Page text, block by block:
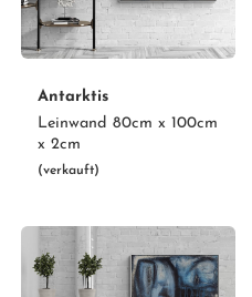
Antarktis
Leinwand 80cm x 100cm
x 2cm
(verkauft)